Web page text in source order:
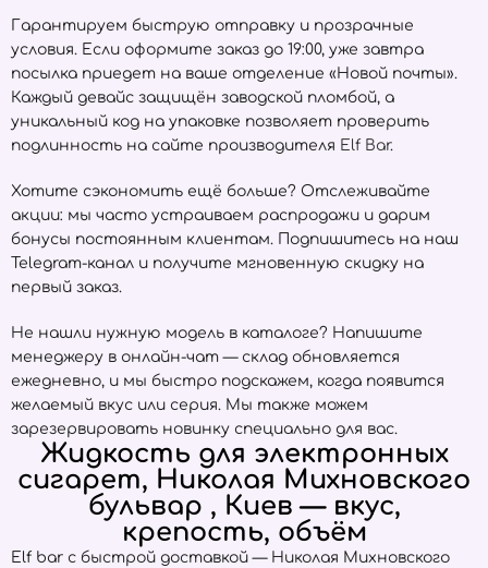
Гарантируем быструю отправку и прозрачные
условия. Если оформите заказ до 19:00, уже завтра
посылка приедет на ваше отделение «Новой почты».
Каждый девайс защищён заводской пломбой, а
уникальный код на упаковке позволяет проверить
подлинность на сайте производителя Elf Bar.
Хотите сэкономить ещё больше? Отслеживайте
акции: мы часто устраиваем распродажи и дарим
бонусы постоянным клиентам. Подпишитесь на наш
Telegram-канал и получите мгновенную скидку на
первый заказ.
Не нашли нужную модель в каталоге? Напишите
менеджеру в онлайн-чат — склад обновляется
ежедневно, и мы быстро подскажем, когда появится
желаемый вкус или серия. Мы также можем
зарезервировать новинку специально для вас.
Жидкость для электронных
сигарет, Николая Михновского
бульвар , Киев — вкус,
крепость, объём
Elf bar с быстрой доставкой — Николая Михновского